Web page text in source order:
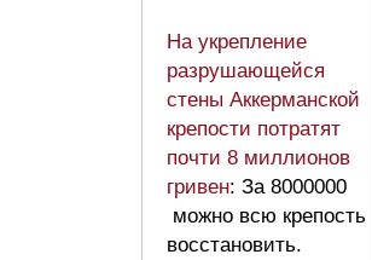
На укрепление
разрушающейся
стены Аккерманской
крепости потратят
почти 8 миллионов
гривен: За 8000000
можно всю крепость
восстановить.